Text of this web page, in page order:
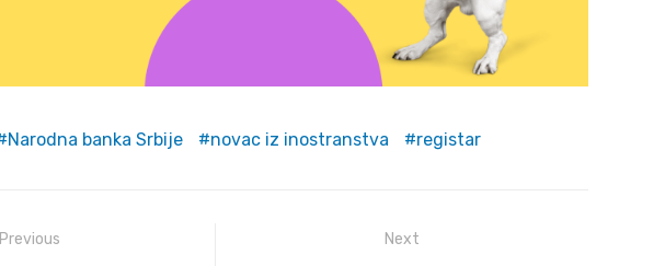
Narodna banka Srbije novac iz inostranstva registar
Previous Next